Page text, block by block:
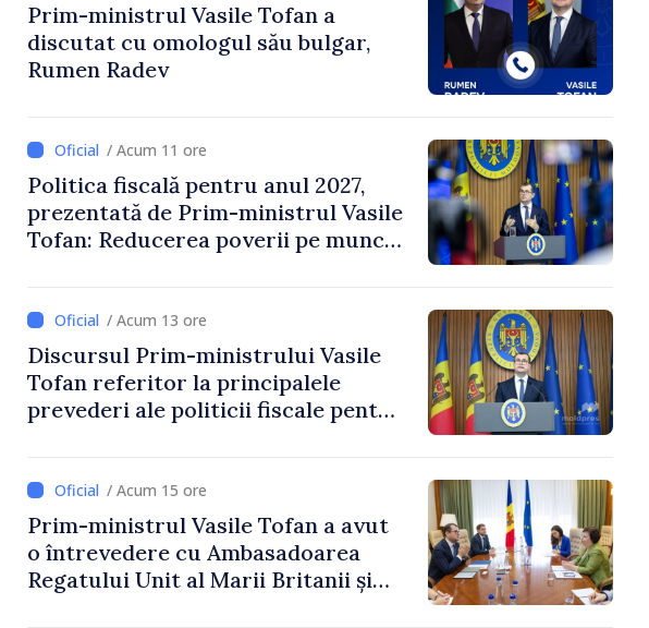
Prim-ministrul Vasile Tofan a
discutat cu omologul său bulgar,
Rumen Radev
/ Acum 11 ore
Politica fiscală pentru anul 2027,
prezentată de Prim-ministrul Vasile
Tofan: Reducerea poverii pe muncă,
/ Acum 13 ore
Discursul Prim-ministrului Vasile
Tofan referitor la principalele
prevederi ale politicii fiscale pentru
/ Acum 15 ore
Prim-ministrul Vasile Tofan a avut
o întrevedere cu Ambasadoarea
Regatului Unit al Marii Britanii și